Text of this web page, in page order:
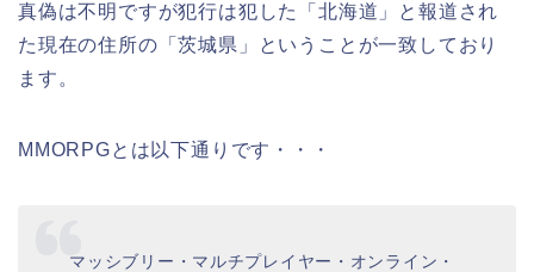
真偽は不明ですが犯行は犯した「北海道」と報道され
た現在の住所の「茨城県」ということが一致しており
ます。
MMORPGとは以下通りです・・・
マッシブリー・マルチプレイヤー・オンライン・